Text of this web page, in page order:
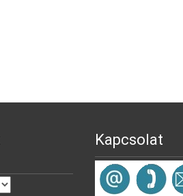
Kapcsolat